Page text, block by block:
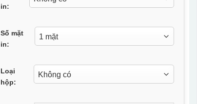
in:
Số mặt
in:
Loại
hộp: